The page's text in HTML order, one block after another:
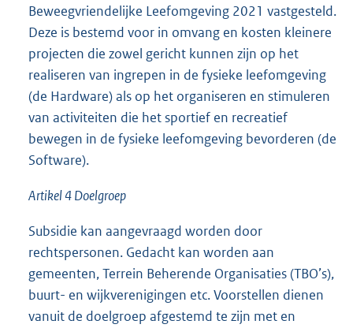
Beweegvriendelijke Leefomgeving 2021 vastgesteld.
Deze is bestemd voor in omvang en kosten kleinere
projecten die zowel gericht kunnen zijn op het
realiseren van ingrepen in de fysieke leefomgeving
(de Hardware) als op het organiseren en stimuleren
van activiteiten die het sportief en recreatief
bewegen in de fysieke leefomgeving bevorderen (de
Software).
Artikel 4 Doelgroep
Subsidie kan aangevraagd worden door
rechtspersonen. Gedacht kan worden aan
gemeenten, Terrein Beherende Organisaties (TBO’s),
buurt- en wijkverenigingen etc. Voorstellen dienen
vanuit de doelgroep afgestemd te zijn met en